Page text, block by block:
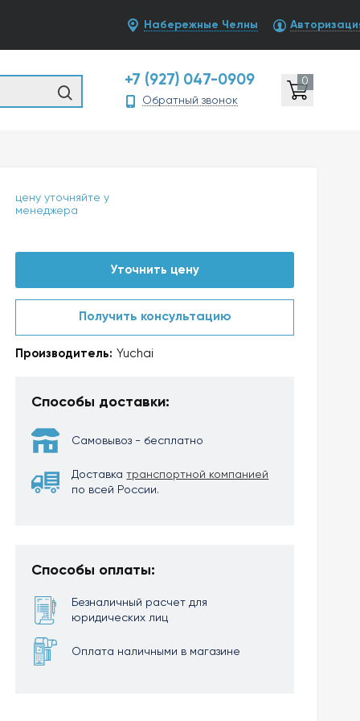
Набережные Челны
+7 (927) 047-0909
Обратный звонок
0
цену уточняйте у
менеджера
Уточнить цену
Получить консультацию
Производитель: Yuchai
Способы доставки:
Самовывоз - бесплатно
Доставкатранспортной компанией
по всей России.
Способы оплаты:
Безналичный расчет для
юридических лиц
Оплата наличными в магазине